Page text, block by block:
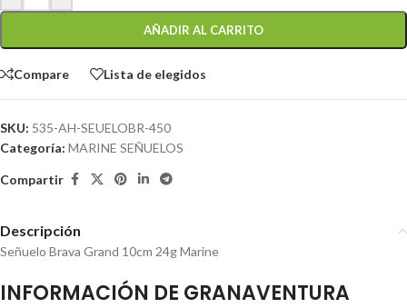
AÑADIR AL CARRITO
Compare Lista de elegidos
SKU: 535-AH-SEUELOBR-450
Categoría: MARINE SEÑUELOS
Compartir
Descripción
Señuelo Brava Grand 10cm 24g Marine
INFORMACIÓN DE GRANAVENTURA